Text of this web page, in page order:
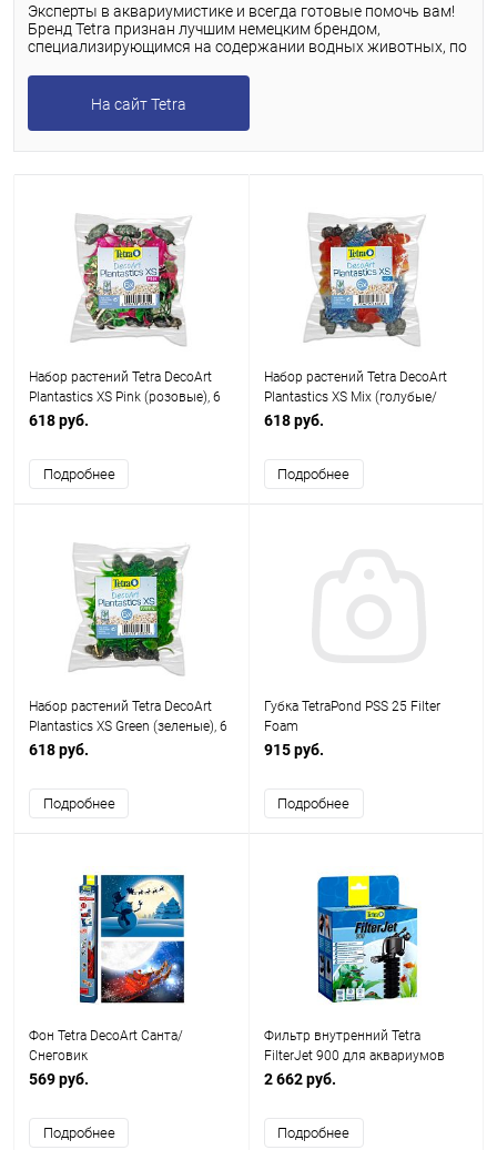
Эксперты в аквариумистике и всегда готовые помочь вам!
Бренд Tetra признан лучшим немецким брендом,
специализирующимся на содержании водных животных, по
источников, которые оценивали продукты и услуги,
доступность, удовлетворенность клиентов, инновации и
На сайт Tetra
Набор растений Tetra DecoArt
Plantastics XS Pink (розовые), 6
шт.
618 руб.
Подробнее
Набор растений Tetra DecoArt
Plantastics XS Mix (голубые/
оранжевые), 6 шт.
618 руб.
Подробнее
Набор растений Tetra DecoArt
Plantastics XS Green (зеленые), 6
шт.
618 руб.
Подробнее
Губка TetraPond PSS 25 Filter
Foam
915 руб.
Подробнее
Фон Tetra DecoArt Санта/
Снеговик
569 руб.
Подробнее
Фильтр внутренний Tetra
FilterJet 900 для аквариумов
170 – 230л
2 662 руб.
Подробнее